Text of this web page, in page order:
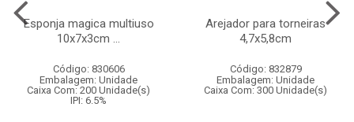
Esponja magica multiuso
10x7x3cm ...
Código: 830606
Embalagem: Unidade
Caixa Com: 200 Unidade(s)
IPI: 6.5%
Arejador para torneiras
4,7x5,8cm
Código: 832879
Embalagem: Unidade
Caixa Com: 300 Unidade(s)